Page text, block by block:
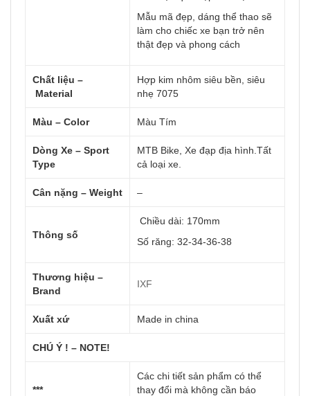
Mẫu mã đẹp, dáng thể thao sẽ
làm cho chiếc xe bạn trở nên
thật đẹp và phong cách
Chất liệu –
Material
Hợp kim nhôm siêu bền, siêu
nhẹ 7075
Màu – Color Màu Tím
Dòng Xe – Sport
Type
MTB Bike, Xe đạp địa hình.Tất
cả loại xe.
Cân nặng – Weight –
Thông số
Chiều dài: 170mm
Số răng: 32-34-36-38
Thương hiệu –
Brand
IXF
Xuất xứ Made in china
CHÚ Ý ! – NOTE!
***
Các chi tiết sản phẩm có thể
thay đổi mà không cần báo